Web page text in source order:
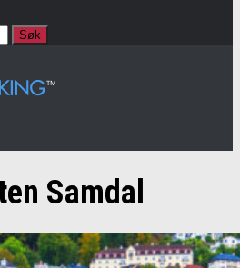
Samdal